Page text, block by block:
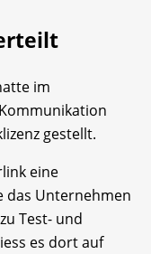
im
gestellt.
eine
das Unternehmen
Test- und
es dort auf